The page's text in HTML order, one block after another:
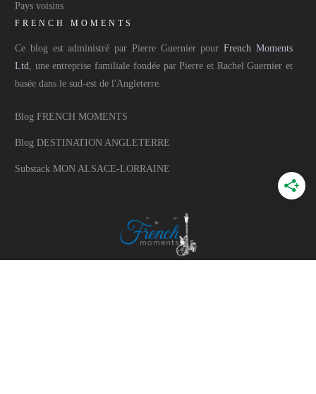
Pays voisins
FRENCH MOMENTS
Ce blog est administré par Pierre Guernier pourFrench Moments
Ltd, une entreprise familiale fondée par Pierre et Rachel Guernier et
basée dans le sud-est de l'Angleterre.
Blog FRENCH MOMENTS
Blog DESTINATION ANGLETERRE
Substack MON ALSACE-LORRAINE